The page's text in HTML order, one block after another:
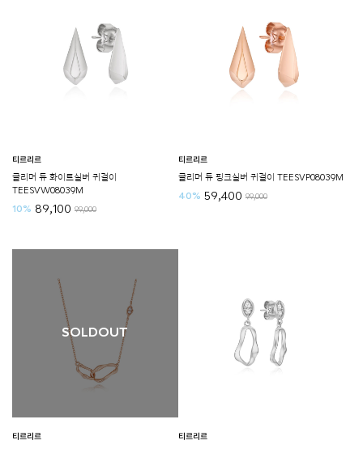
티르리르
글리머 듀 화이트실버 귀걸이
TEESVW08039M
10% 89,100 99,000
티르리르
글리머 듀 핑크실버 귀걸이 TEESVP08039M
40% 59,400 99,000
SOLDOUT
티르리르 티르리르